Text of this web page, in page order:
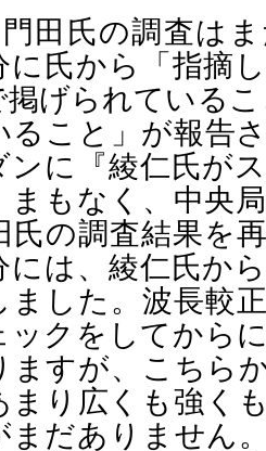
田氏の調査は
に氏から「指摘
げられている
ること」が報告
ンに『綾仁氏が
まもなく、中央
氏の調査結果を
には、綾仁氏か
ました。波長較
ックをしてから
ますが、こちら
まり広くも強く
まだありません